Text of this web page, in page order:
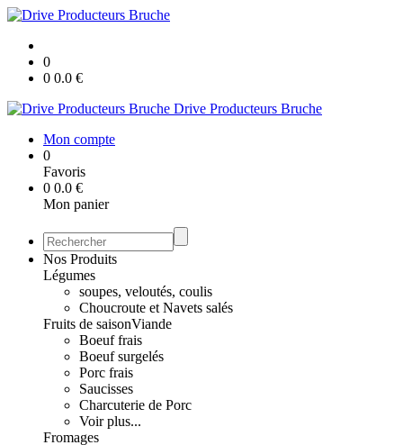
0
0 0.0 €
Drive Producteurs Bruche
Mon compte
0
Favoris
0 0.0 €
Mon panier
Nos Produits
Légumes
soupes, veloutés, coulis
Choucroute et Navets salés
Fruits de saisonViande
Boeuf frais
Boeuf surgelés
Porc frais
Saucisses
Charcuterie de Porc
Voir plus...
Fromages